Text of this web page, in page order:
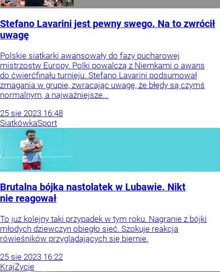
Stefano Lavarini jest pewny swego. Na to zwrócił
uwagę
Polskie siatkarki awansowały do fazy pucharowej
mistrzostw Europy. Polki powalczą z Niemkami o awans
do ćwierćfinału turnieju. Stefano Lavarini podsumował
zmagania w grupie, zwracając uwagę, że błędy są czymś
normalnym, a najważniejsze...
25 sie 2023 16:48
SiatkówkaSport
Brutalna bójka nastolatek w Lubawie. Nikt
nie reagował
To już kolejny taki przypadek w tym roku. Nagranie z bójki
młodych dziewczyn obiegło sieć. Szokuje reakcja
rówieśników przyglądających się biernie.
25 sie 2023 16:22
KrajŻycie